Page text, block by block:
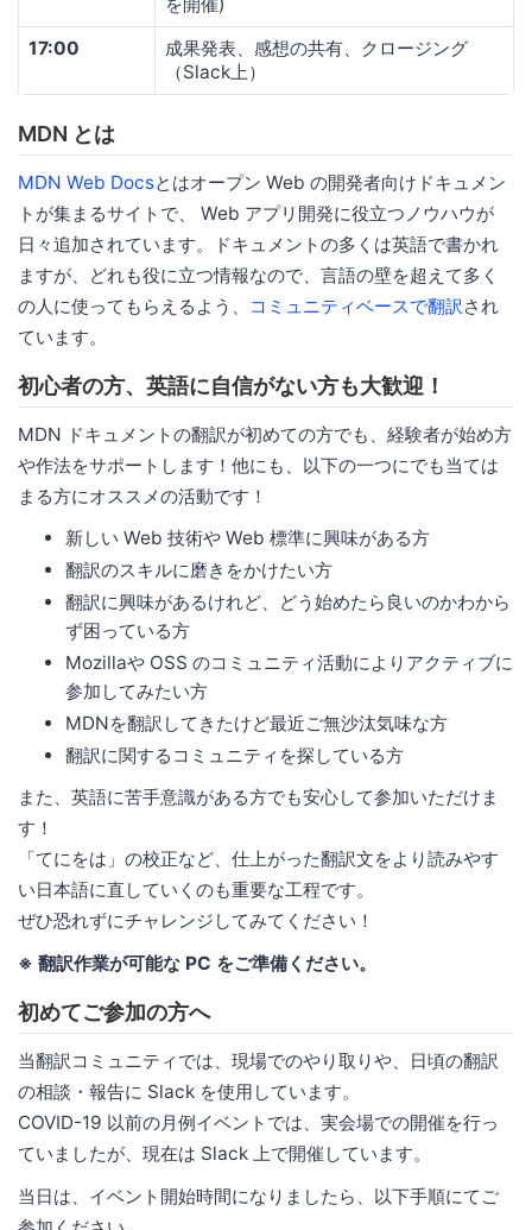
17:00
成果発表、感想の共有、クロージング
（Slack上）
MDN とは
MDN Web Docsとはオープン Web の開発者向けドキュメン
トが集まるサイトで、 Web アプリ開発に役立つノウハウが
日々追加されています。ドキュメントの多くは英語で書かれ
ますが、どれも役に立つ情報なので、言語の壁を超えて多く
の人に使ってもらえるよう、
コミュニティベースで翻訳 され
ています。
初心者の方、英語に自信がない方も大歓迎！
MDN ドキュメントの翻訳が初めての方でも、経験者が始め方
や作法をサポートします！他にも、以下の一つにでも当ては
まる方にオススメの活動です！
新しい Web 技術や Web 標準に興味がある方
翻訳のスキルに磨きをかけたい方
翻訳に興味があるけれど、どう始めたら良いのかわから
ず困っている方
Mozillaや OSS のコミュニティ活動によりアクティブに
参加してみたい方
MDNを翻訳してきたけど最近ご無沙汰気味な方
翻訳に関するコミュニティを探している方
また、英語に苦手意識がある方でも安心して参加いただけま
す！
「てにをは」の校正など、仕上がった翻訳文をより読みやす
い日本語に直していくのも重要な工程です。
ぜひ恐れずにチャレンジしてみてください！
※ 翻訳作業が可能な PC をご準備ください。
初めてご参加の方へ
当翻訳コミュニティでは、現場でのやり取りや、日頃の翻訳
の相談・報告に Slack を使用しています。
COVID-19 以前の月例イベントでは、実会場での開催を行っ
ていましたが、現在は Slack 上で開催しています。
当日は、イベント開始時間になりましたら、以下手順にてご